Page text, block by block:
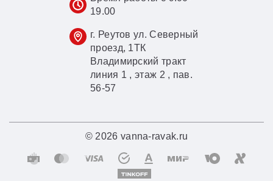
19.00
г. Реутов ул. Северный
проезд, 1ТК
Владимирский тракт
линия 1 , этаж 2 , пав.
56-57
© 2026 vanna-ravak.ru